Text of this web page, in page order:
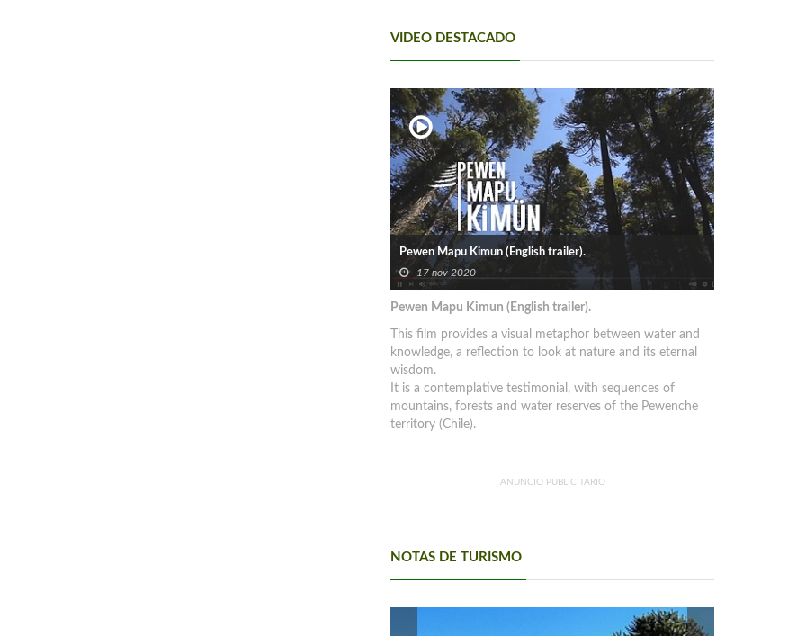
VIDEO DESTACADO
Pewen Mapu Kimun (English trailer).
17 nov 2020
Pewen Mapu Kimun (English trailer).
This film provides a visual metaphor between water and
knowledge, a reflection to look at nature and its eternal
wisdom.
It is a contemplative testimonial, with sequences of
mountains, forests and water reserves of the Pewenche
territory (Chile).
ANUNCIO PUBLICITARIO
NOTAS DE TURISMO